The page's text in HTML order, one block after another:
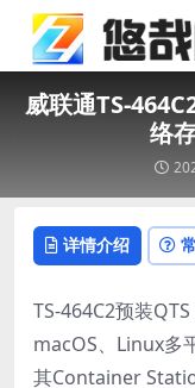
威联通TS-
络
详情介绍
TS-464C2预装
macOS、Linux多
其Container